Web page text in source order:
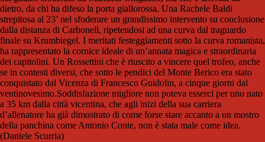
dietro, da chi ha difeso la porta giallorossa. Una Rachele Baldi
strepitosa al 23’ nel sfoderare un grandissimo intervento su conclusione
dalla distanza di Carbonell, ripetendosi ad una curva dal traguardo
finale su Krumbiegel. I meritati festeggiamenti sotto la curva romanista,
ha rappresentato la cornice ideale di un’annata magica e straordinaria
dei capitolini. Un Rossettini che è riuscito a vincere quel trofeo, anche
se in contesti diversi, che sotto le pendici del Monte Berico era stato
conquistato dal Vicenza di Francesco Guidolin, a cinque giorni dal
ventinovesimo.Soddisfazione migliore non poteva esserci per uno nato
a 35 km dalla città vicentina, che agli inizi della sua carriera
d’allenatore ha già dimostrato di come forse stare accanto a un mostro
della panchina come Antonio Conte, non è stata male come idea.
(Daniele Scurria)